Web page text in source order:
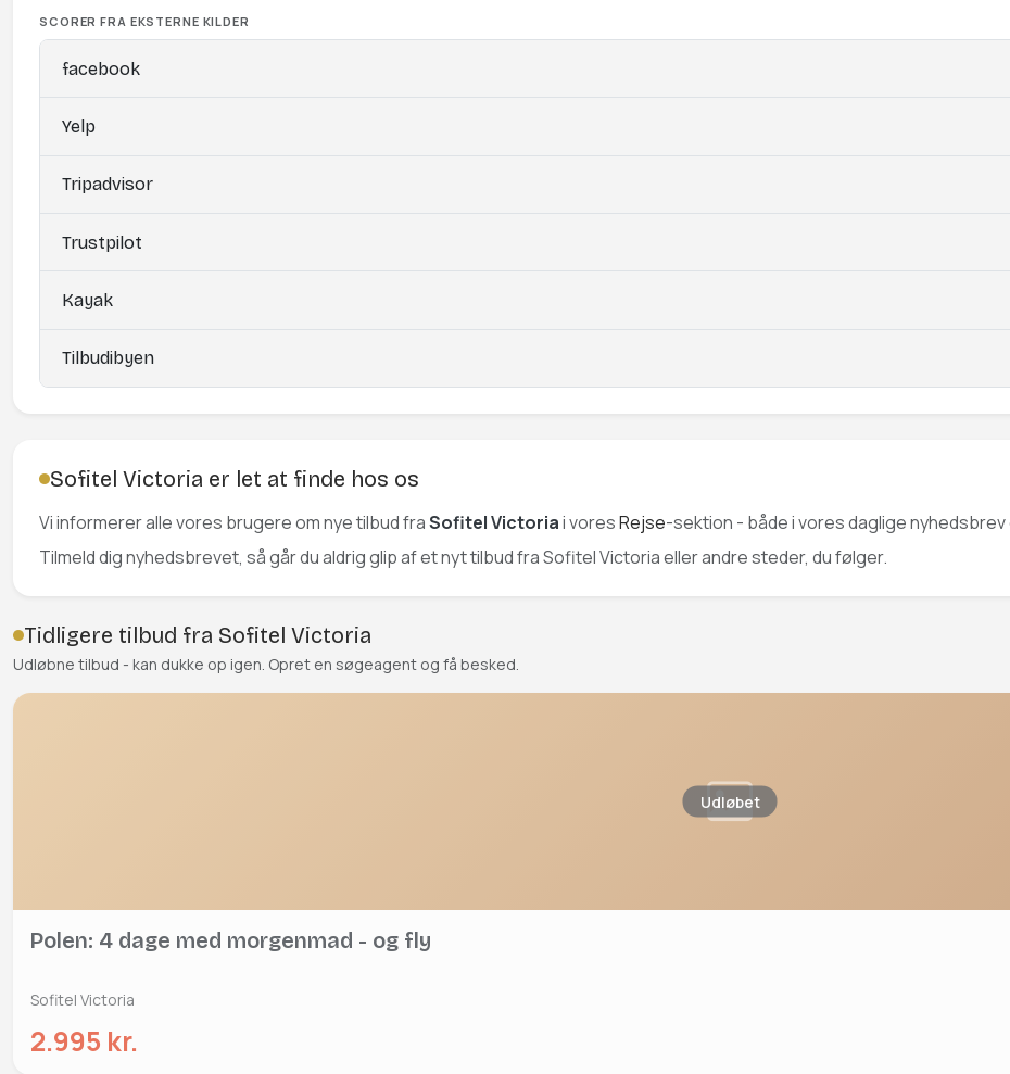
SCORER FRA EKSTERNE KILDER
facebook
Yelp
Tripadvisor
Trustpilot
Kayak
Tilbudibyen
Sofitel Victoria er let at finde hos os
Vi informerer alle vores brugere om nye tilbud fraSofitel Victoriai voresRejse-sektion - både i vores daglige nyhedsbrev
Tilmeld dig nyhedsbrevet, så går du aldrig glip af et nyt tilbud fra Sofitel Victoria eller andre steder, du følger.
Tidligere tilbud fra Sofitel Victoria
Udløbne tilbud - kan dukke op igen. Opret en søgeagent og få besked.
Udløbet
Polen: 4 dage med morgenmad - og fly
Sofitel Victoria
2.995 kr.